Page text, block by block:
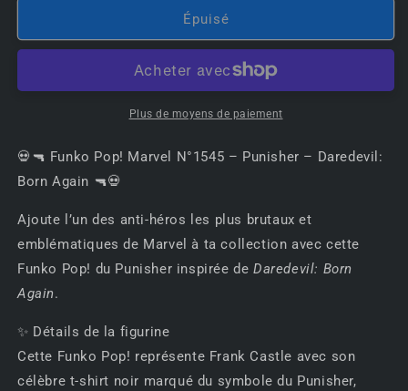
💀
Pop!
–
Punisher
–
Daredevil:
Born
Again
🔫
💀
💀
Funko
Pop!
Marvel
–
Daredevil:
Born
Again
🔫
Épuisé
Plus de moyens de paiement
💀🔫 Funko Pop! Marvel N°1545 – Punisher – Daredevil:
Born Again 🔫💀
Ajoute l’un des anti-héros les plus brutaux et
emblématiques de Marvel à ta collection avec cette
Funko Pop! du Punisher inspirée deDaredevil: Born
Again.
✨ Détails de la figurine
Cette Funko Pop! représente Frank Castle avec son
célèbre t-shirt noir marqué du symbole du Punisher,